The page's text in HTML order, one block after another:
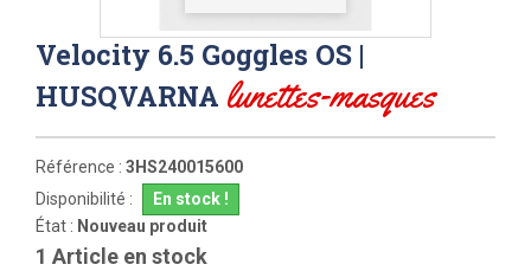
Velocity 6.5 Goggles OS |
HUSQVARNA lunettes-masques
Référence : 3HS240015600
Disponibilité :
En stock !
État : Nouveau produit
1 Article en stock